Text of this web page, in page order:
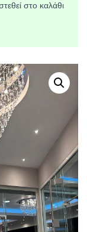
στο καλάθι